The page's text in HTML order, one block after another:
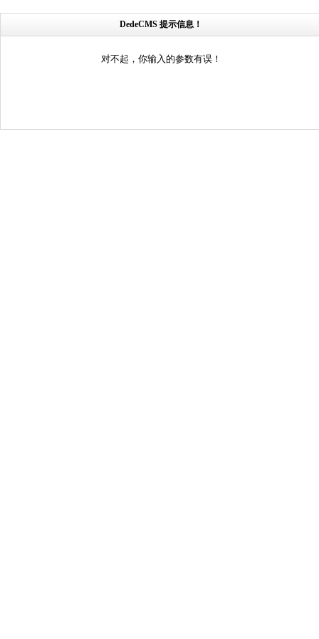
DedeCMS 提示信息！
对不起，你输入的参数有误！